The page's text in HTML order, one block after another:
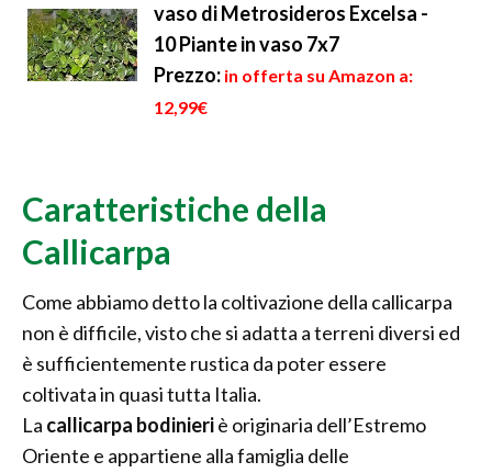
vaso di Metrosideros Excelsa -
10 Piante in vaso 7x7
Prezzo: in offerta su Amazon a:
12,99€
Caratteristiche della
Callicarpa
Come abbiamo detto la coltivazione della callicarpa
non è difficile, visto che si adatta a terreni diversi ed
è sufficientemente rustica da poter essere
coltivata in quasi tutta Italia.
La callicarpa bodinieriè originaria dell’Estremo
Oriente e appartiene alla famiglia delle